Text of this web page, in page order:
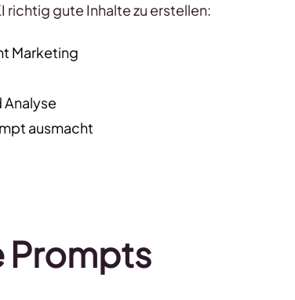
richtig gute Inhalte zu erstellen:
Marketing
ausmacht
Prompts